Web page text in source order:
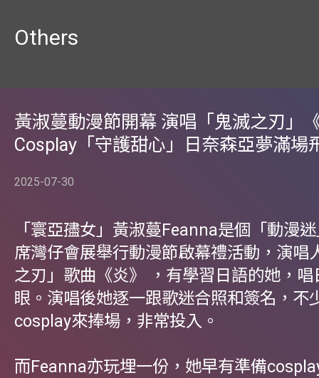
Others
黃淑蔓動漫節開幕 演唱「鬼滅之刃」
Cosplay「守護甜心」日奈森亞夢滿場
2025-07-30
「寰亞孻女」黃淑蔓Feanna是個「動漫
席灣仔會展舉行動漫節啟幕禮活動，演唱
之刃」歌曲《炎》 ，有學習日語的她，
眼。演唱後她逐一跟歌迷合照和簽名，不
cosplay來捧場，非常投入。
而Feanna亦玩埋一份，她早有準備